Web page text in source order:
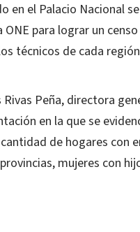
en el Palacio Nacional
para lograr un
técnicos de cada
Peña, directora
en la que se
de hogares con
mujeres con